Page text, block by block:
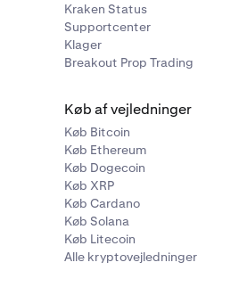
Kraken Status
Supportcenter
Klager
Breakout Prop Trading
Køb af vejledninger
Køb Bitcoin
Køb Ethereum
Køb Dogecoin
Køb XRP
Køb Cardano
Køb Solana
Køb Litecoin
Alle kryptovejledninger